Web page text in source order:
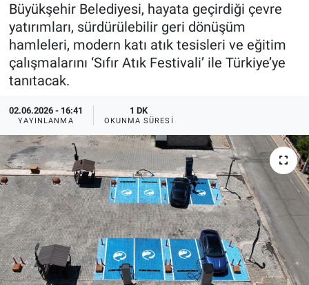
Büyükşehir Belediyesi, hayata geçirdiği çevre
yatırımları, sürdürülebilir geri dönüşüm
hamleleri, modern katı atık tesisleri ve eğitim
çalışmalarını ‘Sıfır Atık Festivali’ ile Türkiye’ye
tanıtacak.
02.06.2026 - 16:41
YAYINLANMA
1 DK
OKUNMA SÜRESI
Spor
Kültür Sanat
Dünya
İlçeler
MAGAZİN
Bilim, Teknoloji
Tüm Manşetler
Son Dakika Haberleri